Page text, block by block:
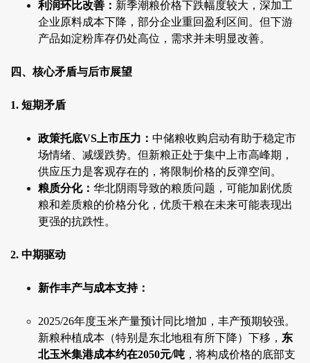
利润环比改善： 新季潮粮价格下跌幅度较大，深加工
企业原料成本下降，部分企业重回盈利区间。但下游
产品如淀粉库存仍处高位，需求并未明显改善。
四、核心矛盾与后市展望
1. 短期矛盾
政策托底VS上市压力： 中储粮收购启动有助于稳定市
场情绪、减缓跌势。但新粮正处于集中上市高峰期，
供应压力是客观存在的，将限制价格的反弹空间。
粮质分化： 华北阴雨导致的粮质问题，可能加剧优质
粮和差质粮的价格分化，优质干粮在未来可能表现出
更强的抗跌性。
2. 中期驱动
新作丰产与成本支持：
2025/26年度玉米产量预计同比增加，丰产预期较强。
新粮种植成本（特别是东北地租有所下降）下移， 东
北玉米集港成本约在2050元/吨 ，将构成价格的底部支